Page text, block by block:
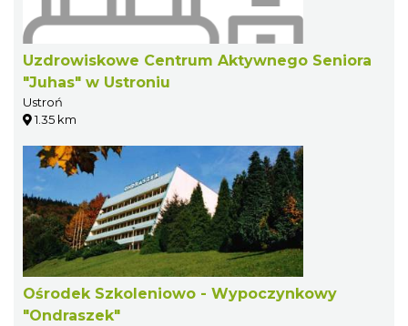
Uzdrowiskowe Centrum Aktywnego Seniora
"Juhas" w Ustroniu
Ustroń
1.35 km
Ośrodek Szkoleniowo - Wypoczynkowy
"Ondraszek"